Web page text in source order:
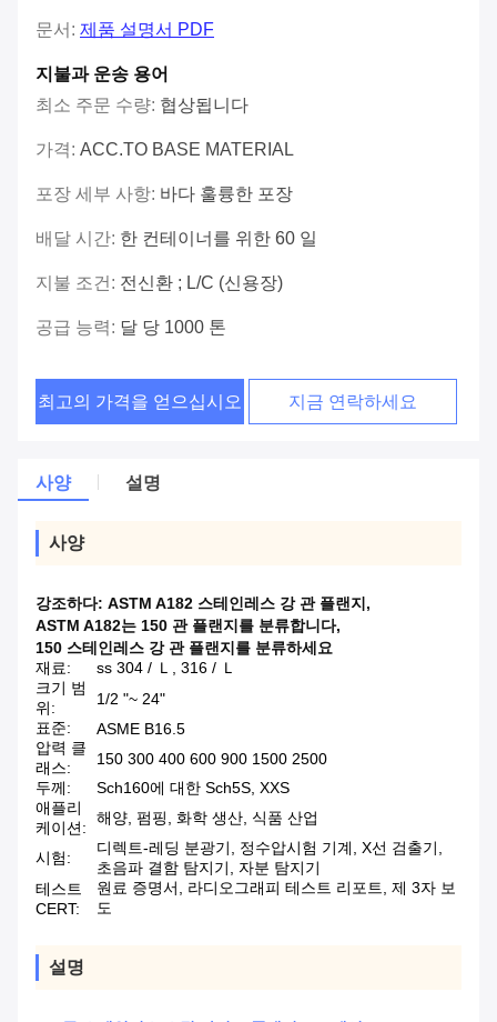
문서: 제품 설명서 PDF
지불과 운송 용어
최소 주문 수량: 협상됩니다
가격: ACC.TO BASE MATERIAL
포장 세부 사항: 바다 훌륭한 포장
배달 시간: 한 컨테이너를 위한 60 일
지불 조건: 전신환 ; L/C (신용장)
공급 능력: 달 당 1000 톤
최고의 가격을 얻으십시오 지금 연락하세요
사양 설명
사양
강조하다: ASTM A182 스테인레스 강 관 플랜지 ,
ASTM A182는 150 관 플랜지를 분류합니다,
150 스테인레스 강 관 플랜지를 분류하세요
재료:
ss 304 / Ｌ, 316 / Ｌ
크기 범
위:
1/2 "~ 24"
표준:
ASME B16.5
압력 클
래스:
150 300 400 600 900 1500 2500
두께:
Sch160에 대한 Sch5S, XXS
애플리
케이션:
해양, 펌핑, 화학 생산, 식품 산업
시험:
디렉트-레딩 분광기, 정수압시험 기계, X선 검출기,
초음파 결함 탐지기, 자분 탐지기
테스트
CERT:
원료 증명서, 라디오그래피 테스트 리포트, 제 3자 보
도
설명